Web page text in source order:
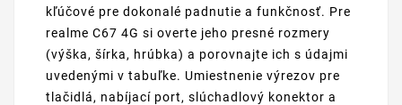
kľúčové pre dokonalé padnutie a funkčnosť. Pre
realme C67 4G si overte jeho presné rozmery
(výška, šírka, hrúbka) a porovnajte ich s údajmi
uvedenými v tabuľke. Umiestnenie výrezov pre
tlačidlá, nabíjací port, slúchadlový konektor a